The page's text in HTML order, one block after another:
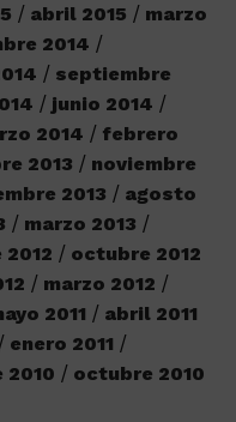
abril 2015
marzo
2014
septiembre
junio 2014
2014
febrero
2013
noviembre
2013
agosto
marzo 2013
octubre 2012
marzo 2012
2011
abril 2011
enero 2011
2010 octubre 2010